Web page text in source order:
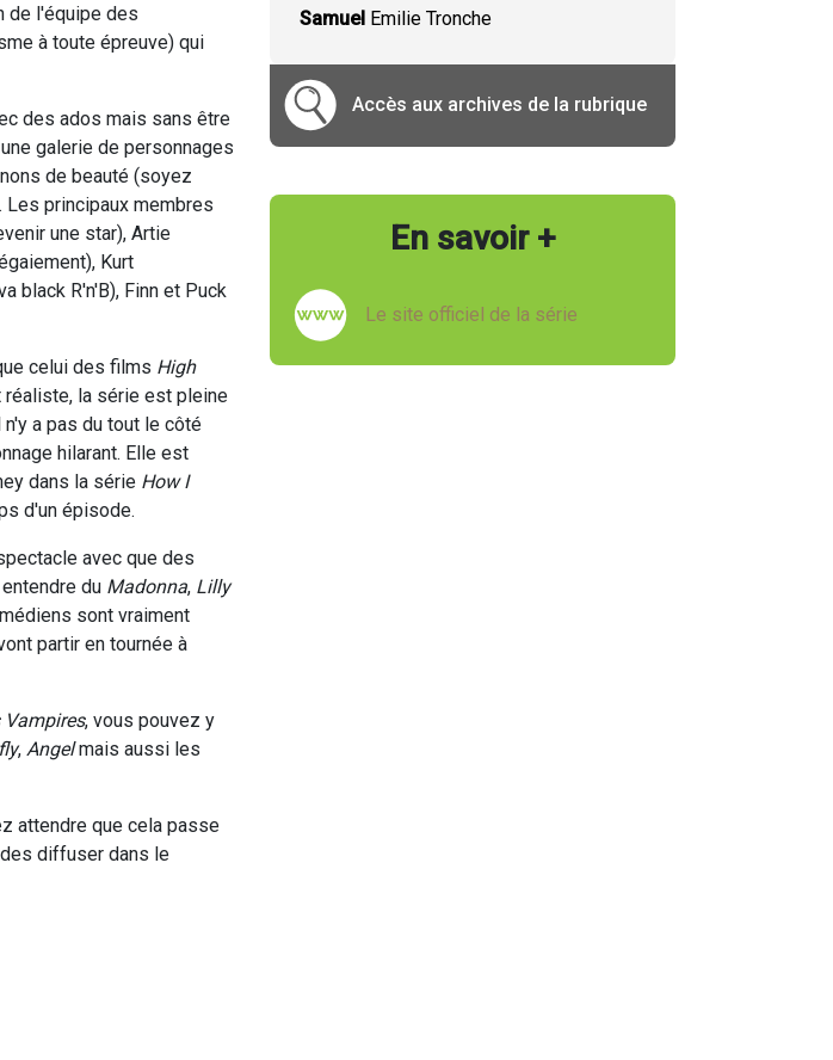
de l'équipe des
à toute épreuve) qui
des ados mais sans être
galerie de personnages
de beauté (soyez
Les principaux membres
une star), Artie
Kurt
black R'n'B), Finn et Puck
celui des films High
réaliste, la série est pleine
a pas du tout le côté
hilarant. Elle est
dans la série How I
d'un épisode.
avec que des
du Madonna, Lilly
sont vraiment
partir en tournée à
, vous pouvez y
, Angelmais aussi les
attendre que cela passe
diffuser dans le
Samuel Emilie Tronche
Accès aux archives de la rubrique
En savoir +
Le site officiel de la série